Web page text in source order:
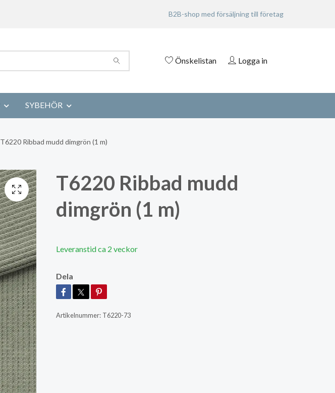
B2B-shop med försäljning till företag
Önskelistan Logga in
SYBEHÖR
T6220 Ribbad mudd dimgrön (1 m)
T6220 Ribbad mudd
dimgrön (1 m)
Leveranstid ca 2 veckor
Dela
Artikelnummer: T6220-73